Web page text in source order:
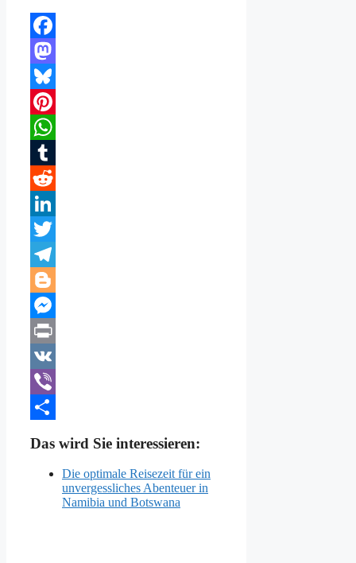
Facebook
Mastodon
Bluesky
Pinterest
WhatsApp
Tumblr
Reddit
LinkedIn
Twitter
Telegram
Blogger
Messenger
Print
VK
Viber
Das wird Sie interessieren:
Die optimale Reisezeit für ein
unvergessliches Abenteuer in
Namibia und Botswana